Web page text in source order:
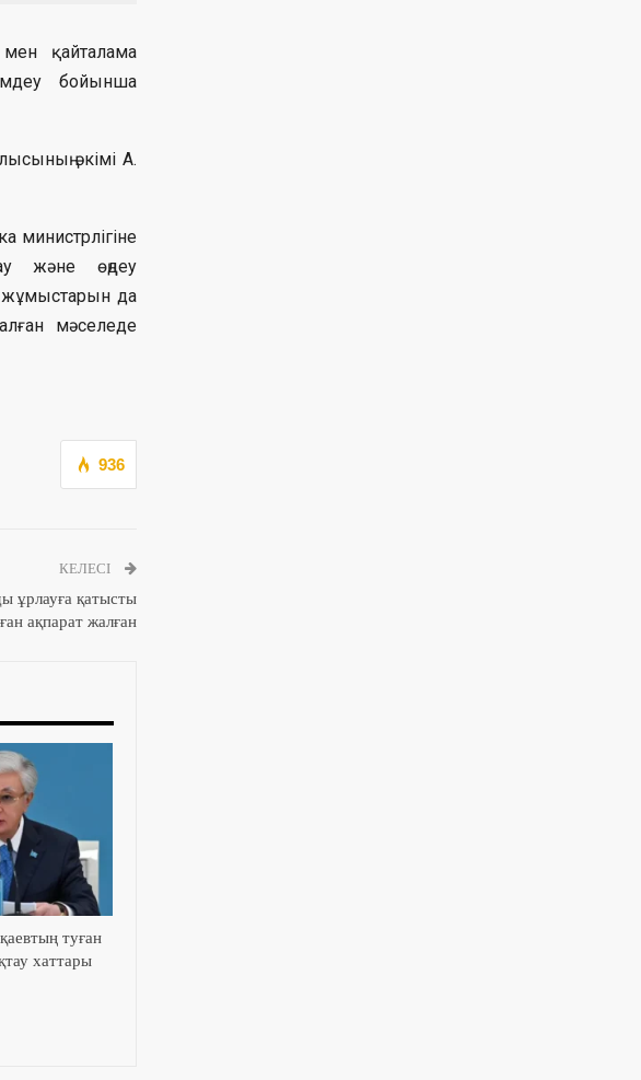
қайталама
бойынша
әкімі А.
министрлігіне
және өңдеу
жұмыстарын да
мәселеде
936
КЕЛЕСІ
ұрлауға қатысты
ақпарат жалған
туған
хаттары